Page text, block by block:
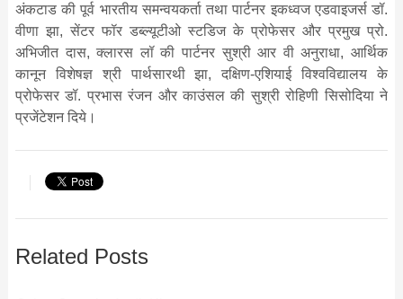
अंकटाड की पूर्व भारतीय समन्वयकर्ता तथा पार्टनर इकध्वज एडवाइजर्स डॉ.
वीणा झा, सेंटर फॉर डब्ल्यूटीओ स्टडिज के प्रोफेसर और प्रमुख प्रो.
अभिजीत दास, क्लारस लॉ की पार्टनर सुश्री आर वी अनुराधा, आर्थिक
कानून विशेषज्ञ श्री पार्थसारथी झा, दक्षिण-एशियाई विश्वविद्यालय के
प्रोफेसर डॉ. प्रभास रंजन और काउंसल की सुश्री रोहिणी सिसोदिया ने
प्रजेंटेशन दिये।
Related Posts